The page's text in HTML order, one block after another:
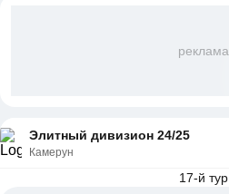
реклама
Элитный дивизион 24/25
Камерун
17-й тур